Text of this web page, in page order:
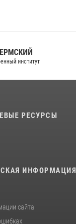
институт
РЕСУРСЫ
ИНФОРМАЦИЯ
сайта